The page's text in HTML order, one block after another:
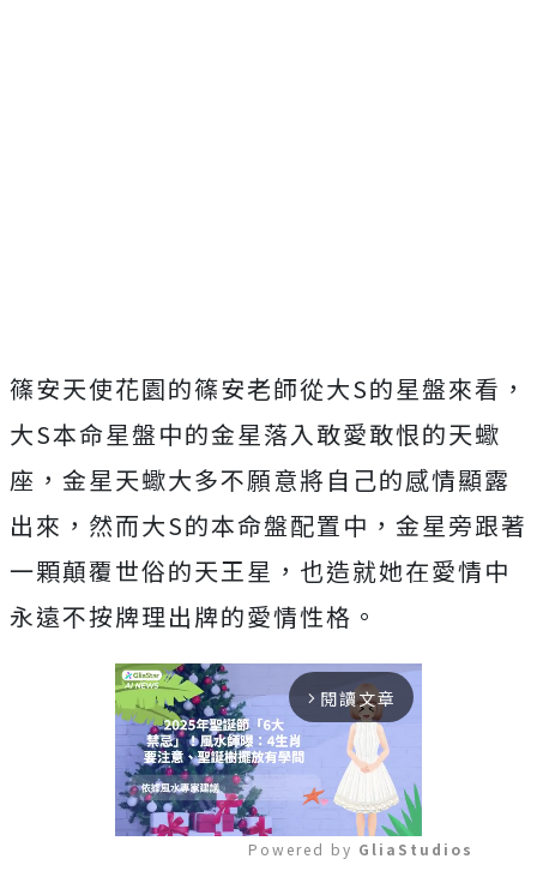
篠安天使花園的篠安老師從大S的星盤來看，
大S本命星盤中的金星落入敢愛敢恨的天蠍
座，金星天蠍大多不願意將自己的感情顯露
出來，然而大S的本命盤配置中，金星旁跟著
一顆顛覆世俗的天王星，也造就她在愛情中
永遠不按牌理出牌的愛情性格。
arrow_forward_ios 閱讀文章
Powered by GliaStudios